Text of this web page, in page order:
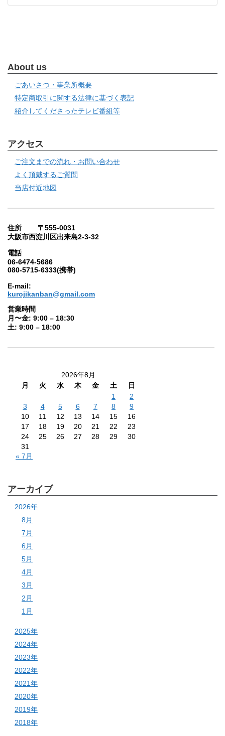
About us
ごあいさつ・事業所概要
特定商取引に関する法律に基づく表記
紹介してくださったテレビ番組等
アクセス
ご注文までの流れ・お問い合わせ
よく頂戴するご質問
当店付近地図
住所 〒555-0031
大阪市西淀川区出来島2-3-32
電話
06-6474-5686
080-5715-6333(携帯)
E-mail:
kurojikanban@gmail.com
営業時間
月〜金: 9:00 – 18:30
土: 9:00 – 18:00
2026年8月
月
火 水 木 金 土
日
1
2
3
4 5 6 7 8
9
10
11 12 13 14 15
16
17
18 19 20 21 22
23
24
25 26 27 28 29
30
31
« 7月
アーカイブ
2026年
8月
7月
6月
5月
4月
3月
2月
1月
2025年
2024年
2023年
2022年
2021年
2020年
2019年
2018年